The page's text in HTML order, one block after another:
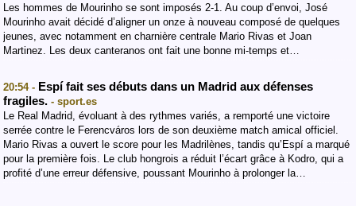
Les hommes de Mourinho se sont imposés 2-1. Au coup d’envoi, José
Mourinho avait décidé d’aligner un onze à nouveau composé de quelques
jeunes, avec notamment en charnière centrale Mario Rivas et Joan
Martinez. Les deux canteranos ont fait une bonne mi-temps et…
20:54 - Espí fait ses débuts dans un Madrid aux défenses
fragiles. - sport.es
Le Real Madrid, évoluant à des rythmes variés, a remporté une victoire
serrée contre le Ferencváros lors de son deuxième match amical officiel.
Mario Rivas a ouvert le score pour les Madrilènes, tandis qu’Espí a marqué
pour la première fois. Le club hongrois a réduit l’écart grâce à Kodro, qui a
profité d’une erreur défensive, poussant Mourinho à prolonger la…